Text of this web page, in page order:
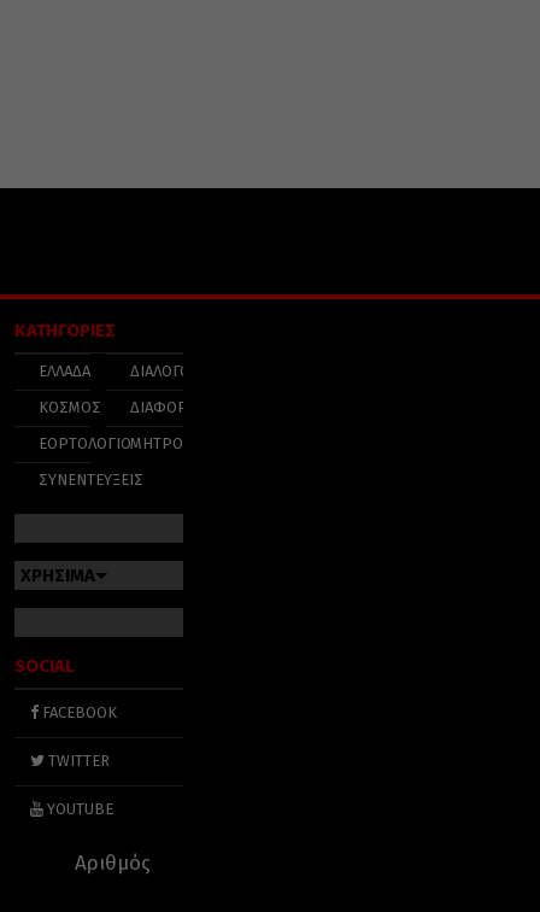
ΚΑΤΗΓΟΡΙΕΣ
ΕΛΛΑΔΑ
ΚΟΣΜΟΣ
ΕΟΡΤΟΛΟΓΙΟ
ΣΥΝΕΝΤΕΥΞΕΙΣ
ΔΙΑΛΟΓΟΣ
ΔΙΑΦΟΡΑ
ΜΗΤΡΟΠΟΛΕΙΣ
ΧΡΗΣΙΜΑ
SOCIAL
FACEBOOK
TWITTER
YOUTUBE
Αριθμός